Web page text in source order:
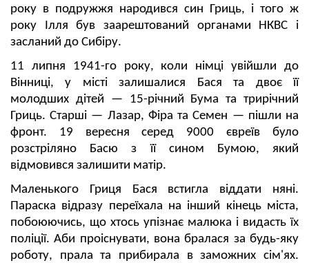
року в подружжя народився син Гриць, і того ж
року Ілля був заарештований органами НКВС і
засланий до Сибіру.
11 липня 1941-го року, коли німці увійшли до
Вінниці, у місті залишалися Бася та двоє її
молодших дітей — 15-річний Бума та трирічний
Гриць. Старші — Лазар, Фіра та Семен — пішли на
фронт. 19 вересня серед 9000 євреїв було
розстріляно Басю з її сином Бумою, який
відмовився залишити матір.
Маленького Гриця Бася встигла віддати няні.
Параска відразу переїхала на інший кінець міста,
побоюючись, що хтось упізнає малюка і видасть їх
поліції. Аби проіснувати, вона бралася за будь-яку
роботу, прала та прибирала в заможних сім'ях.